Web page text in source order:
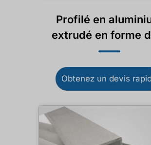
Profilé en
extrudé en forme
Obtenez un devis